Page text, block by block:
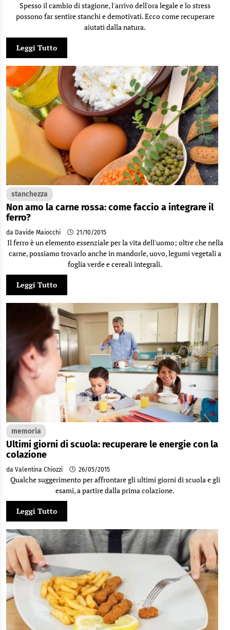
Spesso il cambio di stagione, l'arrivo dell'ora legale e lo stress
possono far sentire stanchi e demotivati. Ecco come recuperare
aiutati dalla natura.
Leggi Tutto
stanchezza
Non amo la carne rossa: come faccio a integrare il
ferro?
da Davide Maiocchi 21/10/2015
Il ferro è un elemento essenziale per la vita dell'uomo; oltre che nella
carne, possiamo trovarlo anche in mandorle, uovo, legumi vegetali a
foglia verde e cereali integrali.
Leggi Tutto
memoria
Ultimi giorni di scuola: recuperare le energie con la
colazione
da Valentina Chiozzi 26/05/2015
Qualche suggerimento per affrontare gli ultimi giorni di scuola e gli
esami, a partire dalla prima colazione.
Leggi Tutto